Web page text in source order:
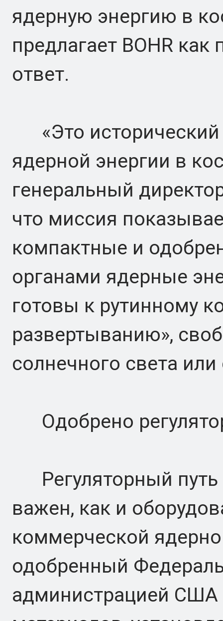
ядерную энергию в
предлагает BOHR
ответ.
«Это
ядерной энергии в
генеральный
что миссия
компактные и
органами ядерные
готовы к рутинному
развертыванию»,
солнечного света
Одобрено
Регуляторный
важен, как и
коммерческой
одобренный
администрацией США